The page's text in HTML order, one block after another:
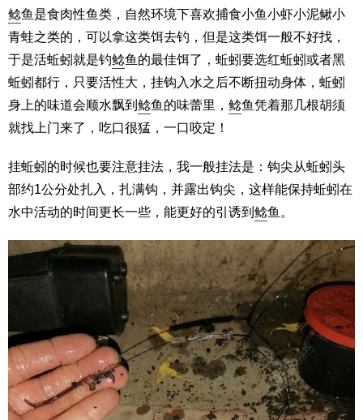
鲶鱼是食肉性鱼类，自然环境下喜欢捕食小鱼小虾小泥鳅小
青蛙之类的，可以拿这类饵去钓，但是这类饵一般不好找，
于是活蚯蚓就是钓鲶鱼的最佳饵了，蚯蚓要选红蚯蚓或者黑
蚯蚓都行，只要活性大，挂钩入水之后不断扭动身体，蚯蚓
身上的味道会顺水飘到 鲶鱼的味蕾里， 鲶鱼凭着那几根胡须
就找上门来了，吃口很猛，一口咬定！
挂蚯蚓的时候也要注意挂法，我一般挂法是：钩尖从蚯蚓头
部约1公分处扎入，扎满钩，并露出钩尖，这样能保持蚯蚓在
水中活动的时间更长一些，能更好的引诱到 鲶鱼。